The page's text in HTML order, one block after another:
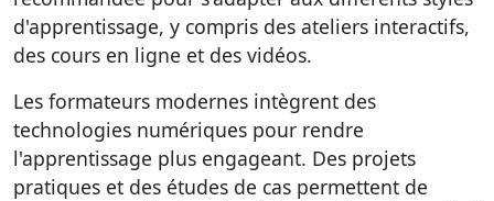
d'apprentissage, y compris des ateliers interactifs,
des cours en ligne et des vidéos.
Les formateurs modernes intègrent des
technologies numériques pour rendre
l'apprentissage plus engageant. Des projets
pratiques et des études de cas permettent de